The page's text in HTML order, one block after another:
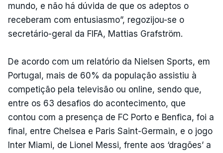
mundo, e não há dúvida de que os adeptos o
receberam com entusiasmo”, regozijou-se o
secretário-geral da FIFA, Mattias Grafström.
De acordo com um relatório da Nielsen Sports, em
Portugal, mais de 60% da população assistiu à
competição pela televisão ou online, sendo que,
entre os 63 desafios do acontecimento, que
contou com a presença de FC Porto e Benfica, foi a
final, entre Chelsea e Paris Saint-Germain, e o jogo
Inter Miami, de Lionel Messi, frente aos ‘dragões’ a